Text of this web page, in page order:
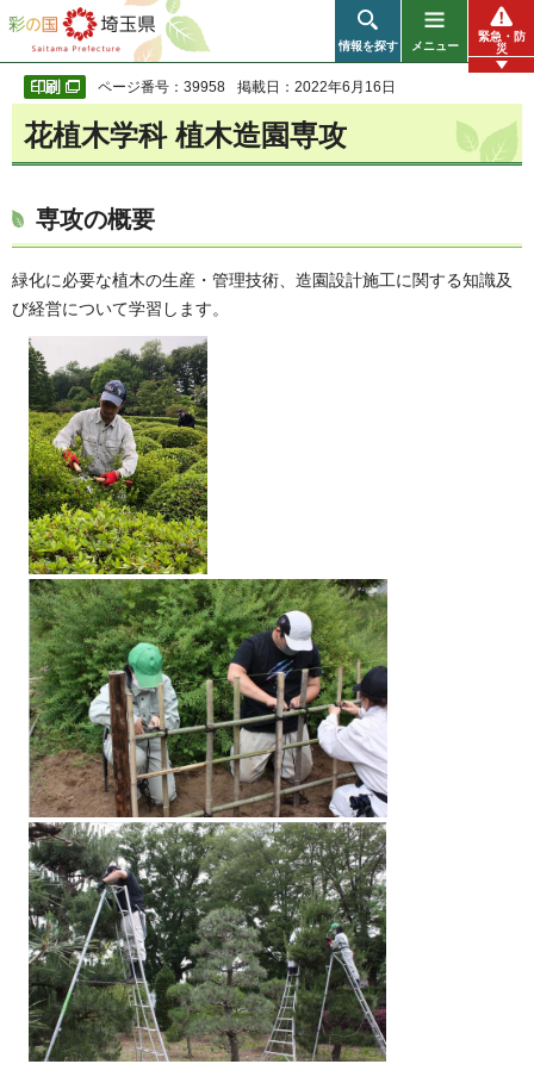
彩の国 埼玉県
情報を探す メニュー
緊急・防
災
ページ番号：39958 掲載日：2022年6月16日
花植木学科 植木造園専攻
専攻の概要
緑化に必要な植木の生産・管理技術、造園設計施工に関する知識及
び経営について学習します。